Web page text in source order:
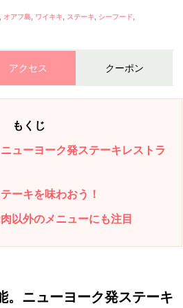
オアフ島 ワイキキ ステーキ
シーフード
アクセス クーポン
もくじ
ューヨーク発ステーキレストラ
ーキを味わおう！
以外のメニューにも注目
。ニューヨーク発ステーキ